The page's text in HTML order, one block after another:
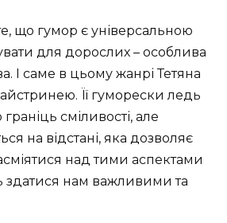
що гумор є універсальною
для дорослих – особлива
І саме в цьому жанрі Тетяна
Її гуморески ледь
сміливості, але
на відстані, яка дозволяє
над тими аспектами
здатися нам важливими та